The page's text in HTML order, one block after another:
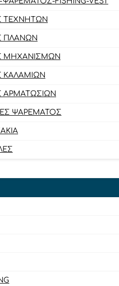
ΤΕΧΝΗΤΏΝ
ΠΛΆΝΩΝ
ΜΗΧΑΝΙΣΜΏΝ
ΚΑΛΑΜΙΏΝ
ΑΡΜΑΤΩΣΙΏΝ
ΨΑΡΈΜΑΤΟΣ